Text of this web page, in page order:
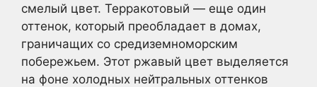
смелый цвет. Терракотовый — еще один
оттенок, который преобладает в домах,
граничащих со средиземноморским
побережьем. Этот ржавый цвет выделяется
на фоне холодных нейтральных оттенков